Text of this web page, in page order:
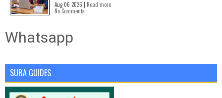
Aug 06 2026 | Read more
No Comments
Whatsapp
SURA GUIDES